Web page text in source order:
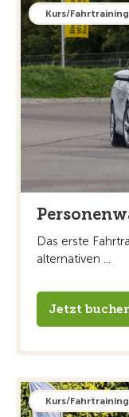
Kurs/Fahrtraining
Das erste
alternativen ...
Jetzt
Kurs/Fahrtraining